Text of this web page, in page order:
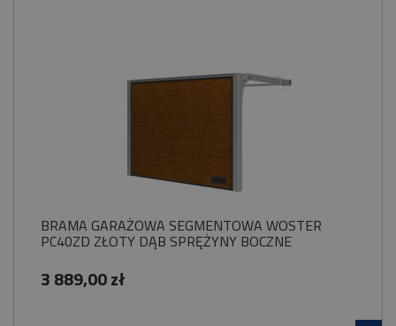
BRAMA GARAŻOWA SEGMENTOWA WOSTER
PC40ZD ZŁOTY DĄB SPRĘŻYNY BOCZNE
3 889,00 zł